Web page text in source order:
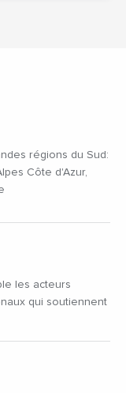
régions du Sud:
Côte d'Azur,
les acteurs
qui soutiennent